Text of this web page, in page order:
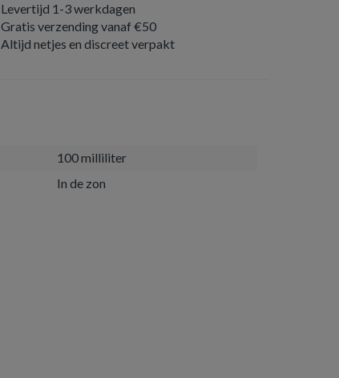
Levertijd 1-3 werkdagen
Gratis verzending vanaf €50
Altijd netjes en discreet verpakt
100 milliliter
In de zon